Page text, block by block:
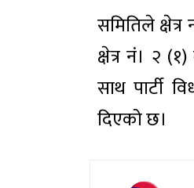
समितिले
क्षेत्र नं। २
साथ पार्टी
दिएको छ।